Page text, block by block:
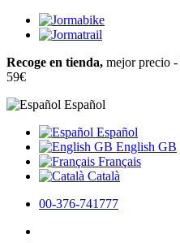
Recoge en tienda, mejor precio -
59€
Español
Español
English GB
Français
Català
00-376-741777